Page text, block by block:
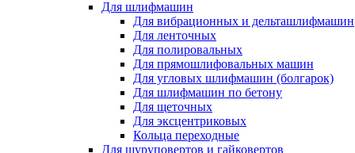
Для шлифмашин
Для вибрационных и дельташлифмашин
Для ленточных
Для полировальных
Для прямошлифовальных машин
Для угловых шлифмашин (болгарок)
Для шлифмашин по бетону
Для щеточных
Для эксцентриковых
Кольца переходные
Для шуруповертов и гайковертов